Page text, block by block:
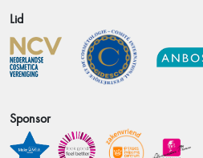
Lid
Sponsor